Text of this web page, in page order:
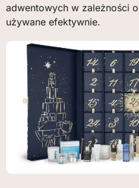
adwentowych w zależności
używane efektywnie.